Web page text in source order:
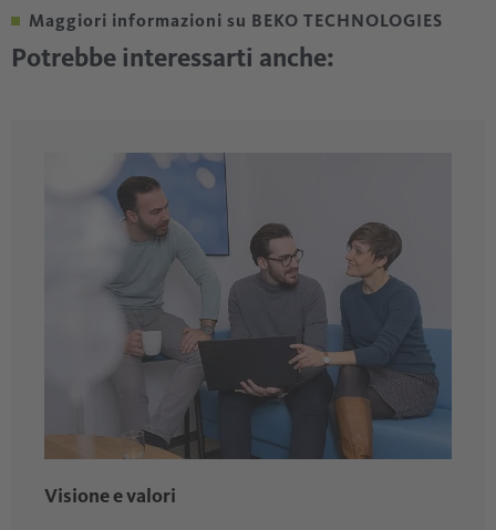
Maggiori informazioni su BEKO TECHNOLOGIES
Potrebbe interessarti anche:
Visione e valori